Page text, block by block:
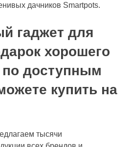
дачников Smartpots.
гаджет для
хорошего
по доступным
купить на
тысячи